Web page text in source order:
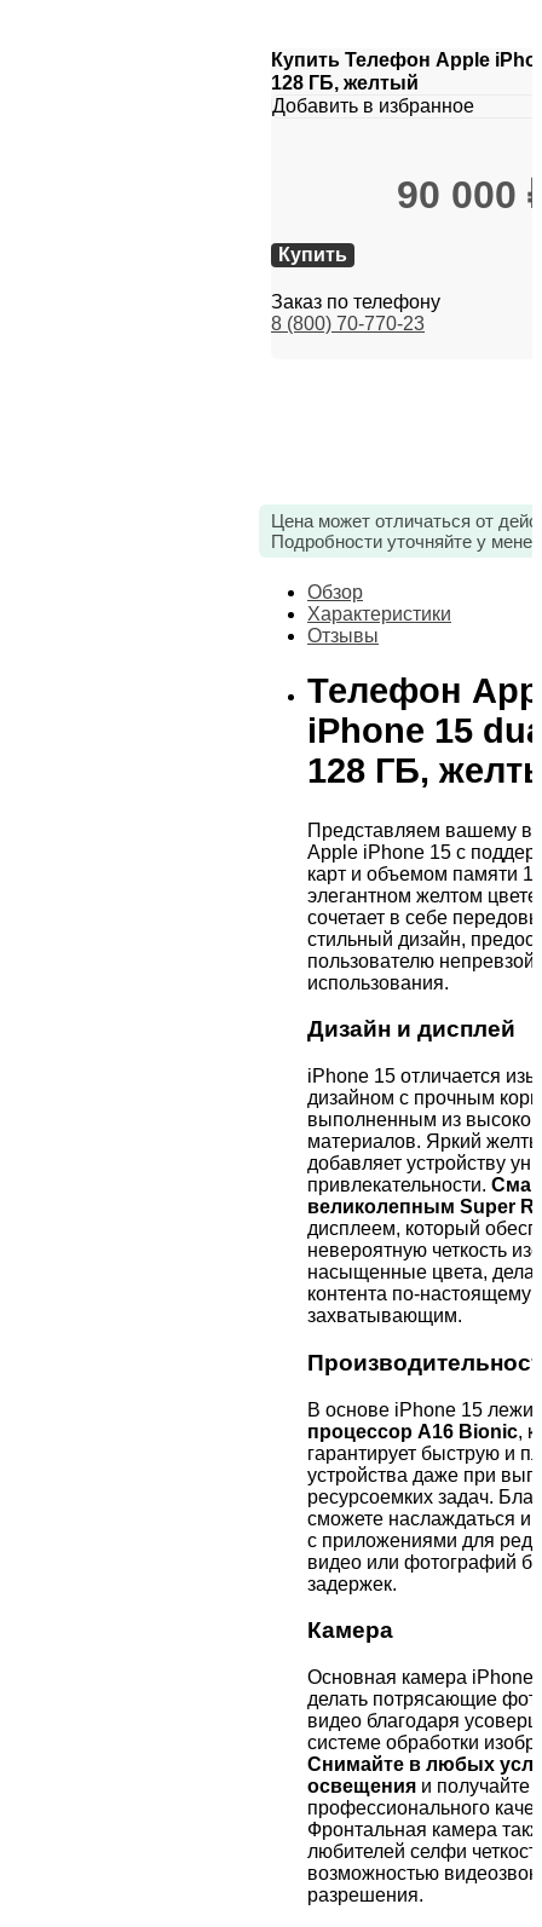
Купить Телефон Apple
128 ГБ, желтый
Добавить в избранное
90 000
Купить
Заказ по телефону
8 (800) 70-770-23
Цена может отличаться от
Подробности уточняйте у
Обзор
Характеристики
Отзывы
Телефон
iPhone 15
128 ГБ,
Представляем вашему
Apple iPhone 15 с
карт и объемом памяти
элегантном желтом
сочетает в себе
стильный дизайн,
пользователю
использования.
Дизайн и дисплей
iPhone 15 отличается
дизайном с прочным
выполненным из
материалов. Яркий
добавляет устройству
привлекательности.
великолепным Super
дисплеем, который
невероятную четкость
насыщенные цвета,
контента по-настоящему
захватывающим.
В основе iPhone 15 лежит
процессор A16 Bionic,
гарантирует быструю и
устройства даже при
ресурсоемких задач.
сможете наслаждаться
с приложениями для
видео или фотографий
задержек.
Камера
Основная камера iPhone
делать потрясающие
видео благодаря
системе обработки
Снимайте в любых
освещения и получайте
профессионального
Фронтальная камера
любителей селфи
возможностью
разрешения.